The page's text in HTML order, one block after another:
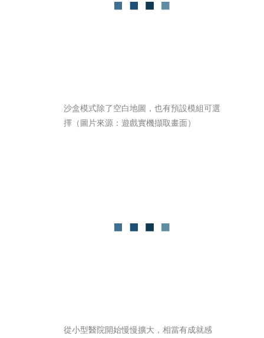
沙盒模式除了空白地圖，也有預設模組可選
擇（圖片來源：遊戲實機擷取畫面）
從小型醫院開始慢慢擴大，相當有成就感